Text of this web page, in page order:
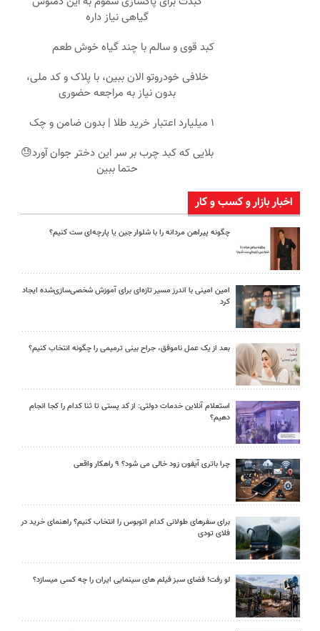
گیاهی نیاز داره
کبد قوی و سالم با چند گیاه خوش طعم
خلافی خودروتو الان ببین، با پلاک و کد ملی،
بدون نیاز به مراجعه حضوری
۱ میلیارد اعتبار خرید طلا | بدون ضامن و چک
بلایی که کبد چرب بر سر این دختر جوان آورد😓
حتما ببین
اخبار بازار و کسب و کار
چگونه پیراهن مردانه را با شلوار جین یا پارچه‌ای ست کنیم؟
امین امینی با اندرز مسیر تازه‌ای برای آموزش شخصی‌سازی‌شده ایجاد
کرد
بعد از یک عمل ناموفق، جراح بینی ترمیمی را چگونه انتخاب کنیم؟
استعلام آنلاین خدمات دولتی: از کد پستی تا ثنا کدام را کجا انجام
دهیم؟
چرا باتری آیفون زود خالی می شود؟ ۹ راهکار واقعی
برای سفرهای طولانی کدام اتوبوس را انتخاب کنیم؟ راهنمای خرید در
فلای تودی
لو رفت! فضای سبز فیلم های سینمایی ایران را چه کسی میسازد؟